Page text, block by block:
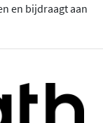
en bijdraagt aan